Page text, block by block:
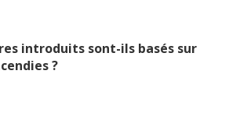
introduits sont-ils basés sur
?